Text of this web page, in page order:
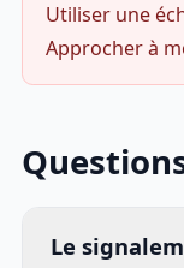
Utiliser une
Approcher à
Le